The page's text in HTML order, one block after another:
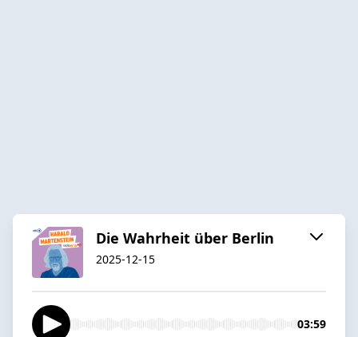
Die Wahrheit über Berlin
2025-12-15
03:59